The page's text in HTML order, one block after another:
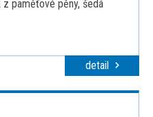
paměťové pěny, šedá
detail